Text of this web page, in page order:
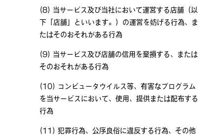
当サービス及び当社において運営する店舗（以
下「店舗」といいます。）の運営を妨げる行為、ま
たはそのおそれがある行為
当サービス及び店舗の信用を棄損する、または
そのおそれがある行為
コンピュータウイルス等、有害なプログラム
を当サービスにおいて、使用、提供または配布する
行為
犯罪行為、公序良俗に違反する行為、その他